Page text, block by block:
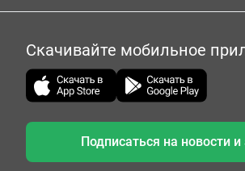
Скачивайте мобильное
Подписаться на новости